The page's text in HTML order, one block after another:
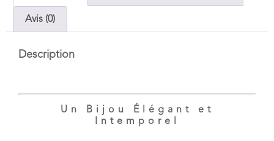
Avis (0)
Description
Un Bijou Élégant et
Intemporel